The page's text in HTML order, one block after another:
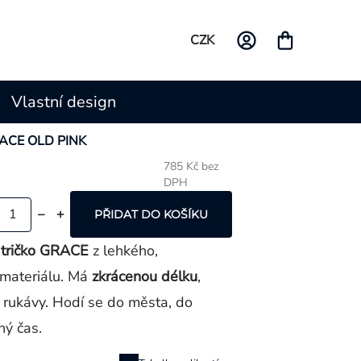
CZK
Vlastní design
OLD PINK
785 Kč bez
DPH
PŘIDAT DO KOŠÍKU
GRACE z lehkého,
Má zkrácenou délku,
Hodí se do města, do
čas.